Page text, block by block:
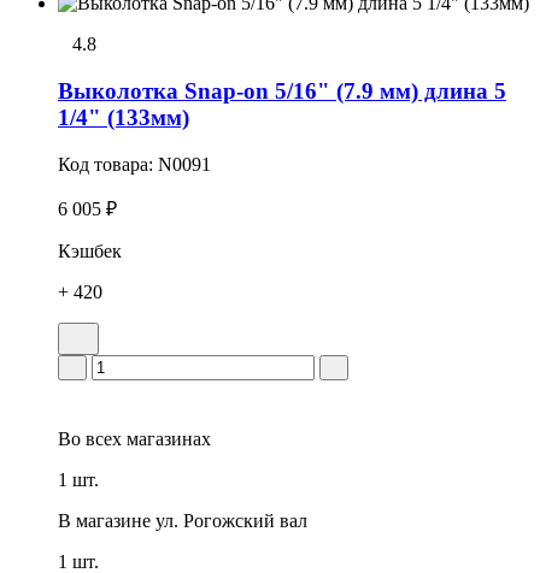
4.8
Выколотка Snap-on 5/16" (7.9 мм) длина 5
1/4" (133мм)
Код товара: N0091
6 005 ₽
Кэшбек
+ 420
Во всех магазинах
1 шт.
В магазине ул. Рогожский вал
1 шт.